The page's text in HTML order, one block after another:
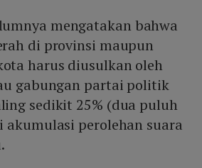
juta jiwa: 6,5% suara sah. Jadi,
serupa namun diaplikasikan pada
dengan rentang penduduk yang
mengatakan bahwa
di provinsi maupun
harus diusulkan oleh
gabungan partai politik
sedikit 25% (dua puluh
akumulasi perolehan suara